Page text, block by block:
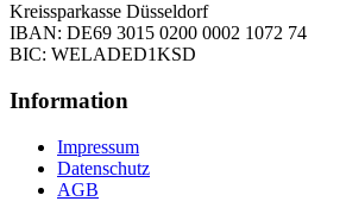
Kreissparkasse Düsseldorf
IBAN: DE69 3015 0200 0002 1072 74
BIC: WELADED1KSD
Information
Impressum
Datenschutz
AGB